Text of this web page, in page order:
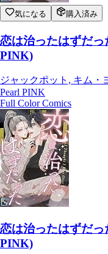
気になる 購入済み
恋は治ったはずだっ
PINK)
ジャックポット, キム・
Pearl PINK
Full Color Comics
恋は治ったはずだっ
PINK)